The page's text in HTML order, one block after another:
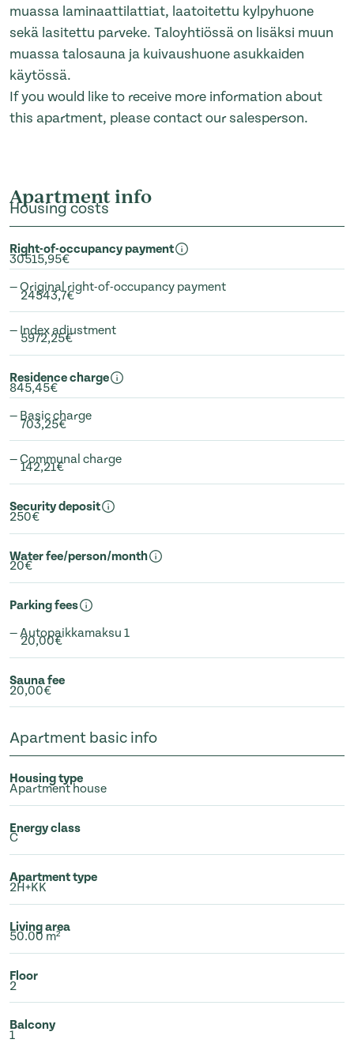
muassa laminaattilattiat, laatoitettu kylpyhuone
sekä lasitettu parveke. Taloyhtiössä on lisäksi muun
muassa talosauna ja kuivaushuone asukkaiden
käytössä.
If you would like to receive more information about
this apartment, please contact our salesperson.
Apartment info
Housing costs
Right-of-occupancy payment
30515,95€
— Original right-of-occupancy payment
24543,7€
— Index adjustment
5972,25€
Residence charge
845,45€
— Basic charge
703,25€
— Communal charge
142,21€
Security deposit
250€
Water fee/person/month
20€
Parking fees
— Autopaikkamaksu 1
20,00€
Sauna fee
20,00€
Apartment basic info
Housing type
Apartment house
Energy class
C
Apartment type
2H+KK
Living area
50.00 m²
Floor
2
Balcony
1